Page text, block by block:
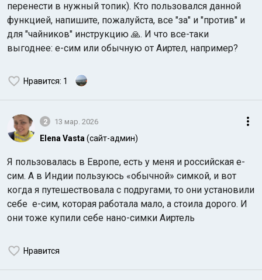
перенести в нужный топик). Кто пользовался данной
функцией, напишите, пожалуйста, все "за" и "против" и
для "чайников" инструкцию 🙏. И что все-таки
выгоднее: е-сим или обычную от Аиртел, например?
Нравится: 1
2 13 мар. 2026
Elena Vasta (сайт-админ)
Я пользовалась в Европе, есть у меня и российская е-
сим. А в Индии пользуюсь «обычной» симкой, и вот
когда я путешествовала с подругами, то они установили
себе е-сим, которая работала мало, а стоила дорого. И
они тоже купили себе нано-симки Аиртель
Нравится